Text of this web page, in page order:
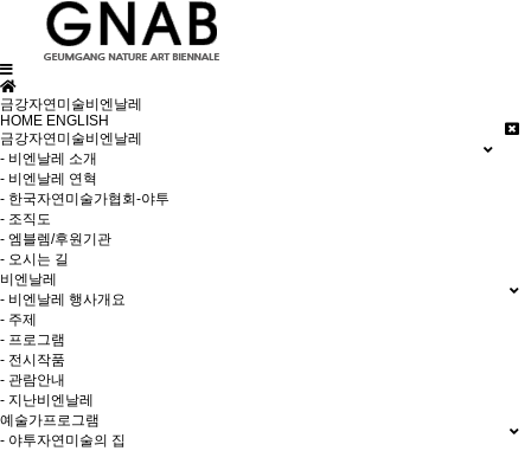
금강자연미술비엔날레
HOME ENGLISH
금강자연미술비엔날레
- 비엔날레 소개
- 비엔날레 연혁
- 한국자연미술가협회-야투
- 조직도
- 엠블렘/후원기관
- 오시는 길
비엔날레
- 비엔날레 행사개요
- 주제
- 프로그램
- 전시작품
- 관람안내
- 지난비엔날레
예술가프로그램
- 야투자연미술의 집